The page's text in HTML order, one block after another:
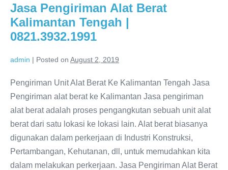
Jasa Pengiriman Alat Berat
Kalimantan Tengah |
0821.3932.1991
admin | Posted on August 2, 2019
Pengiriman Unit Alat Berat Ke Kalimantan Tengah Jasa
Pengiriman alat berat ke Kalimantan Jasa pengiriman
alat berat adalah proses pengangkutan sebuah unit alat
berat dari satu lokasi ke lokasi lain. Alat berat biasanya
digunakan dalam perkerjaan di Industri Konstruksi,
Pertambangan, Kehutanan, dll, untuk memudahkan kita
dalam melakukan perkerjaan. Jasa Pengiriman Alat Berat